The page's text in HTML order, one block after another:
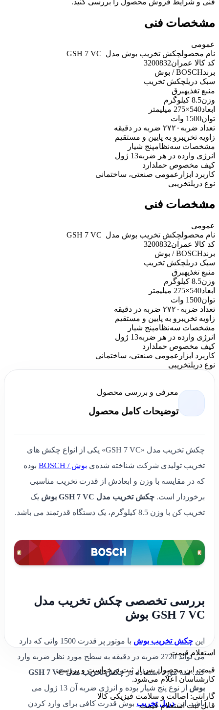
مشخصات فنی
عمومی
نام محصولچکش تخریب بوش مدل ‏ GSH 7 VC
کد کالا عمران3200832
برندBOSCH / بوش
سبک دریلچکش تخریب
منبع تغذیهبرق
وزن8.5 کیلوگرم
ابعاد540×275 میلیمتر
توان1500 وات
تعداد ضربه ۲۷۲۰ ضربه در دقیقه
زاویه تخریبرو به پایین و مستقیم
مشخصات سه‌نظامپنج شیار
انرژی وارده در هر ضربه13 ژول
کیف مخصوص حملدارد
کاربرد ابزار عمومی صنعتی، ساختمانی
نوع دریلتخریبی
مشخصات فنی
عمومی
نام محصولچکش تخریب بوش مدل ‏ GSH 7 VC
کد کالا عمران3200832
برندBOSCH / بوش
سبک دریلچکش تخریب
منبع تغذیهبرق
وزن8.5 کیلوگرم
ابعاد540×275 میلیمتر
توان1500 وات
تعداد ضربه ۲۷۲۰ ضربه در دقیقه
زاویه تخریبرو به پایین و مستقیم
مشخصات سه‌نظامپنج شیار
انرژی وارده در هر ضربه13 ژول
کیف مخصوص حملدارد
کاربرد ابزار عمومی صنعتی، ساختمانی
نوع دریلتخریبی
معرفی و بررسی محصول
توضیحات کامل محصول
چکش تخریب مدل «GSH 7 VC» یکی از انواع چکش های
تخریب تولیدی شرکت شناخته شده‌ی بوش / BOSCH
بوده
که در مقایسه با وزن و ابعادش از قدرت تخریب مناسبی
برخوردار است. چکش تخریب مدل ‏GSH 7 VC بوش
یک
تخریب کن با وزن 8.5 کیلوگرم، یک دستگاه قدرتمند می باشد.
بررسی تخصصی چکش تخریب مدل
این چکش تخریب بوش
با موتور پر قدرت 1500 واتی که دارد
می تواند 2720 ضربه در دقیقه به سطح مورد نظر ضربه وارد
کند. مته مورد استفاده در
چکش تخریب مدل ‏GSH 7 VC
بوش
از نوع پنج شیار بوده و انرژی ضربه آن 13 ژول می
باشد. ایندریل تخریب بوش قدرت کافی برای وارد کردن
استعلام قیمت
قیمت این محصول پس از ثبت درخواست و بررسی
کارشناسان اعلام می‌شود.
گارانتی: اصالت و سلامت فیزیکی کالا
قابل ثبت استعلام قیمت